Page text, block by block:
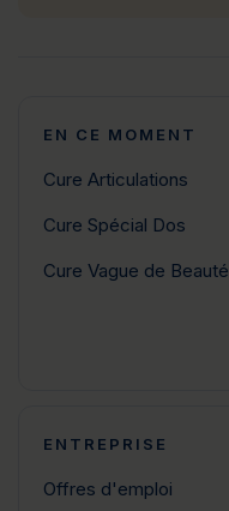
EN CE MOMENT
Cure Articulations
Cure Spécial Dos
Cure Vague de Beauté
ENTREPRISE
Offres d'emploi